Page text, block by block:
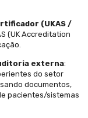
(UKAS /
(UK Accreditation
externa:
do setor
documentos,
pacientes/sistemas